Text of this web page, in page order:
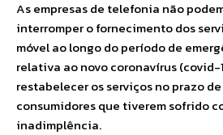
As empresas de telefonia não
interromper o fornecimento dos
móvel ao longo do período de
relativa ao novo coronavírus (covid-
restabelecer os serviços no prazo
consumidores que tiverem sofrido
inadimplência.